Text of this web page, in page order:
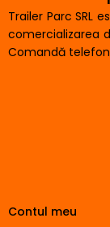
Trailer Parc SRL
comercializarea
Comandă
Contul meu